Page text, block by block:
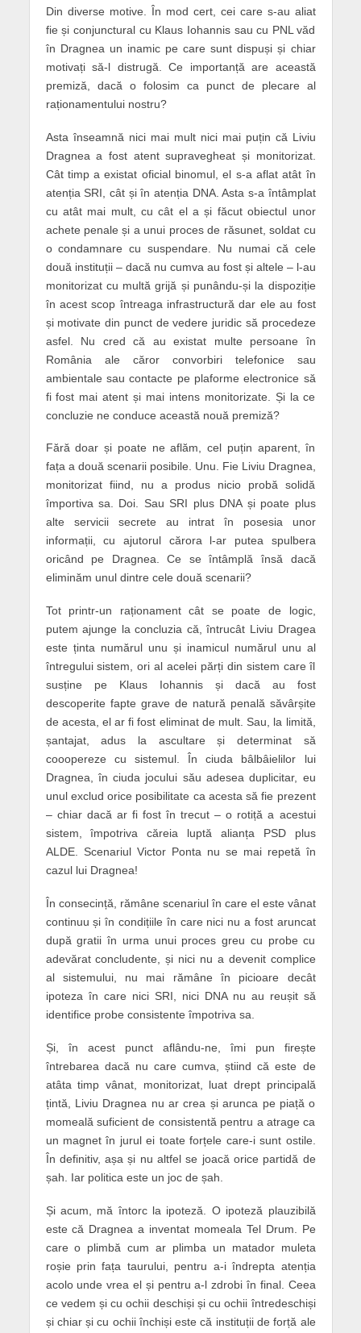
Din diverse motive. În mod cert, cei care s-au aliat
fie și conjunctural cu Klaus Iohannis sau cu PNL văd
în Dragnea un inamic pe care sunt dispuși și chiar
motivați să-l distrugă. Ce importanță are această
premiză, dacă o folosim ca punct de plecare al
raționamentului nostru?
Asta înseamnă nici mai mult nici mai puțin că Liviu
Dragnea a fost atent supravegheat și monitorizat.
Cât timp a existat oficial binomul, el s-a aflat atât în
atenția SRI, cât și în atenția DNA. Asta s-a întâmplat
cu atât mai mult, cu cât el a și făcut obiectul unor
achete penale și a unui proces de răsunet, soldat cu
o condamnare cu suspendare. Nu numai că cele
două instituții – dacă nu cumva au fost și altele – l-au
monitorizat cu multă grijă și punându-și la dispoziție
în acest scop întreaga infrastructură dar ele au fost
și motivate din punct de vedere juridic să procedeze
asfel. Nu cred că au existat multe persoane în
România ale căror convorbiri telefonice sau
ambientale sau contacte pe plaforme electronice să
fi fost mai atent și mai intens monitorizate. Și la ce
concluzie ne conduce această nouă premiză?
Fără doar și poate ne aflăm, cel puțin aparent, în
fața a două scenarii posibile. Unu. Fie Liviu Dragnea,
monitorizat fiind, nu a produs nicio probă solidă
împortiva sa. Doi. Sau SRI plus DNA și poate plus
alte servicii secrete au intrat în posesia unor
informații, cu ajutorul cărora l-ar putea spulbera
oricând pe Dragnea. Ce se întâmplă însă dacă
eliminăm unul dintre cele două scenarii?
Tot printr-un raționament cât se poate de logic,
putem ajunge la concluzia că, întrucât Liviu Dragea
este ținta numărul unu și inamicul numărul unu al
întregului sistem, ori al acelei părți din sistem care îl
susține pe Klaus Iohannis și dacă au fost
descoperite fapte grave de natură penală săvârșite
de acesta, el ar fi fost eliminat de mult. Sau, la limită,
șantajat, adus la ascultare și determinat să
cooopereze cu sistemul. În ciuda bâlbâielilor lui
Dragnea, în ciuda jocului său adesea duplicitar, eu
unul exclud orice posibilitate ca acesta să fie prezent
– chiar dacă ar fi fost în trecut – o rotiță a acestui
sistem, împotriva căreia luptă alianța PSD plus
ALDE. Scenariul Victor Ponta nu se mai repetă în
cazul lui Dragnea!
În consecință, rămâne scenariul în care el este vânat
continuu și în condițiile în care nici nu a fost aruncat
după gratii în urma unui proces greu cu probe cu
adevărat concludente, și nici nu a devenit complice
al sistemului, nu mai rămâne în picioare decât
ipoteza în care nici SRI, nici DNA nu au reușit să
identifice probe consistente împotriva sa.
Și, în acest punct aflându-ne, îmi pun firește
întrebarea dacă nu care cumva, știind că este de
atâta timp vânat, monitorizat, luat drept principală
țintă, Liviu Dragnea nu ar crea și arunca pe piață o
momeală suficient de consistentă pentru a atrage ca
un magnet în jurul ei toate forțele care-i sunt ostile.
În definitiv, așa și nu altfel se joacă orice partidă de
șah. Iar politica este un joc de șah.
Și acum, mă întorc la ipoteză. O ipoteză plauzibilă
este că Dragnea a inventat momeala Tel Drum. Pe
care o plimbă cum ar plimba un matador muleta
roșie prin fața taurului, pentru a-i îndrepta atenția
acolo unde vrea el și pentru a-l zdrobi în final. Ceea
ce vedem și cu ochii deschiși și cu ochii întredeschiși
și chiar și cu ochii închiși este că instituții de forță ale